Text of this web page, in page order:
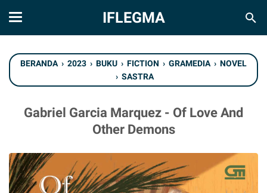
IFLEGMA
BERANDA › 2023 › BUKU › FICTION › GRAMEDIA › NOVEL
› SASTRA
Gabriel Garcia Marquez - Of Love And
Other Demons